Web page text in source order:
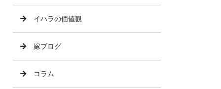
イハラの価値観
嫁ブログ
コラム